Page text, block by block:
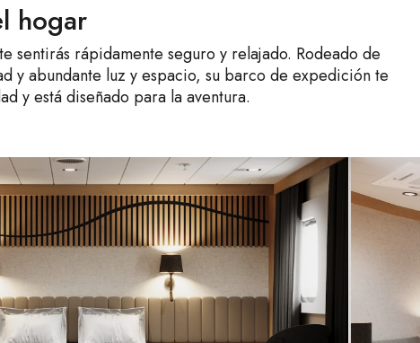
hogar
sentirás rápidamente seguro y relajado. Rodeado de
y abundante luz y espacio, su barco de expedición te
y está diseñado para la aventura.